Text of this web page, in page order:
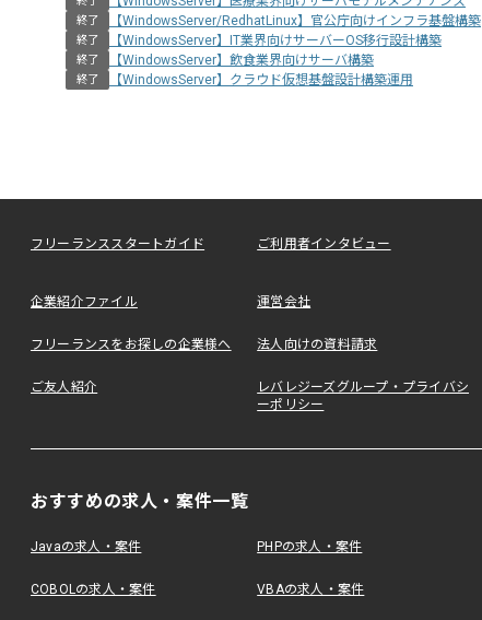
終了 【WindowsServer/RedhatLinux】官公庁向けインフラ基盤構築
終了 【WindowsServer】IT業界向けサーバーOS移行設計構築
終了 【WindowsServer】飲食業界向けサーバ構築
終了 【WindowsServer】クラウド仮想基盤設計構築運用
フリーランススタートガイド ご利用者インタビュー
企業紹介ファイル 運営会社
フリーランスをお探しの企業様へ 法人向けの資料請求
ご友人紹介
レバレジーズグループ・プライバシ
ーポリシー
おすすめの求人・案件一覧
Javaの求人・案件 PHPの求人・案件
COBOLの求人・案件 VBAの求人・案件